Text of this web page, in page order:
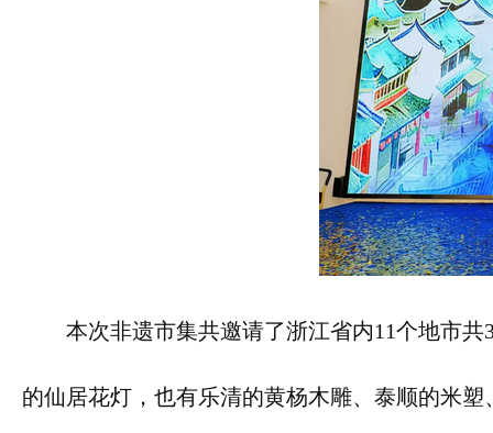
本次非遗市集共邀请了浙江省内11个地市
的仙居花灯，也有乐清的黄杨木雕、泰顺的米